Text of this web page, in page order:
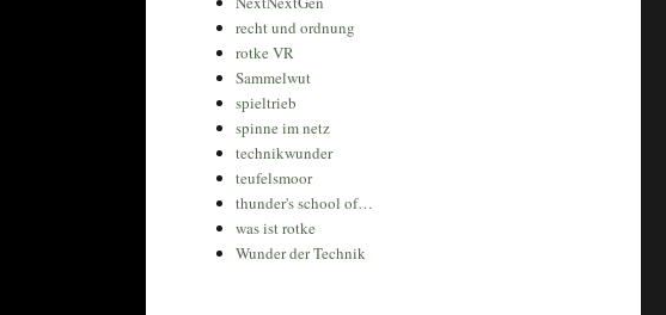
recht und ordnung
rotke VR
Sammelwut
spieltrieb
spinne im netz
technikwunder
teufelsmoor
thunder's school of…
was ist rotke
Wunder der Technik